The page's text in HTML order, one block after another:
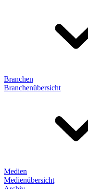
Branchen
Branchenübersicht
Medien
Medienübersicht